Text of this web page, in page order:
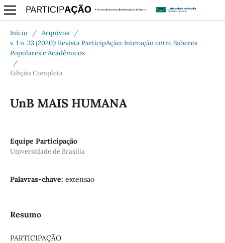
Início / Arquivos
/
v. 1 n. 33 (2020): Revista ParticipAção: Interação entre Saberes
Populares e Acadêmicos
/
Edição Completa
UnB MAIS HUMANA
Equipe Participação
Universidade de Brasília
Palavras-chave: extensao
Resumo
PARTICIPAÇÃO